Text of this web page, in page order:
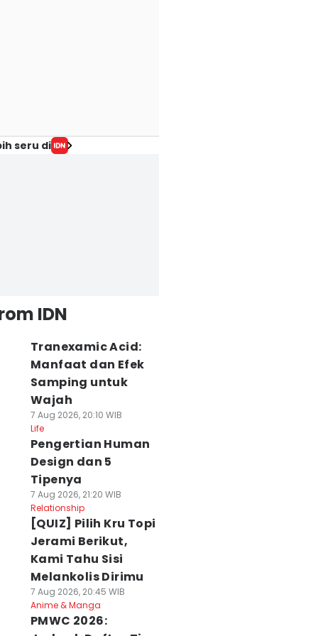
seru di
IDN
Tranexamic Acid:
Manfaat dan Efek
Samping untuk
Wajah
7 Aug 2026, 20:10 WIB
Life
Pengertian Human
Design dan 5
Tipenya
7 Aug 2026, 21:20 WIB
Relationship
[QUIZ] Pilih Kru Topi
Jerami Berikut,
Kami Tahu Sisi
Melankolis Dirimu
7 Aug 2026, 20:45 WIB
Anime & Manga
PMWC 2026: